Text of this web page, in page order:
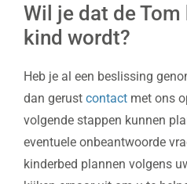
Wil je dat de Tom
kind wordt?
Heb je al een beslissing
dan gerust contact met ons
volgende stappen kunnen
eventuele onbeantwoorde
kinderbed plannen volgens